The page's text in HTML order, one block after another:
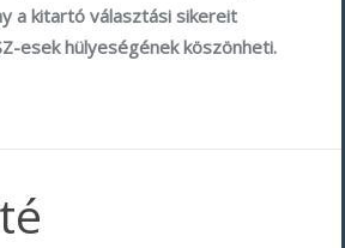
a kitartó választási sikereit
esek hülyeségének köszönheti.